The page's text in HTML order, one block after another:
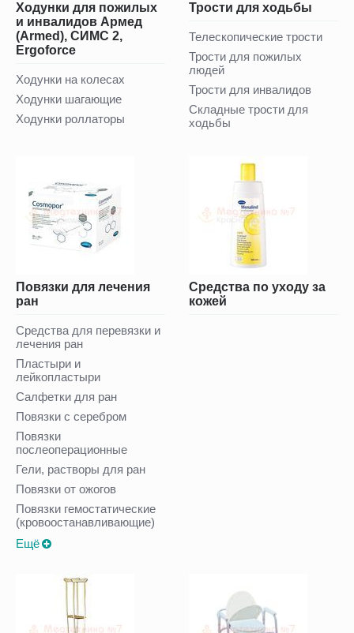
Ходунки для пожилых
и инвалидов Армед
(Armed), СИМС 2,
Ergoforce
Ходунки на колесах
Ходунки шагающие
Ходунки роллаторы
Трости для ходьбы
Телескопические трости
Трости для пожилых
людей
Трости для инвалидов
Складные трости для
ходьбы
Повязки для лечения
ран
Средства для перевязки и
лечения ран
Пластыри и
лейкопластыри
Салфетки для ран
Повязки с серебром
Повязки
послеоперационные
Гели, растворы для ран
Повязки от ожогов
Повязки гемостатические
(кровоостанавливающие)
Ещё
Средства по уходу за
кожей